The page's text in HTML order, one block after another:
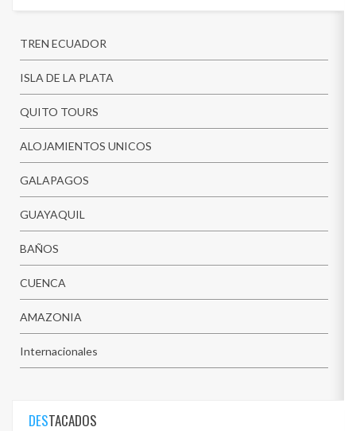
TREN ECUADOR
ISLA DE LA PLATA
QUITO TOURS
ALOJAMIENTOS UNICOS
GALAPAGOS
GUAYAQUIL
BAÑOS
CUENCA
AMAZONIA
Internacionales
DESTACADOS